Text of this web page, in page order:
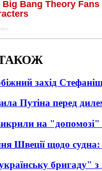
захід
Путіна перед
на "допомозі"
Швеції щодо
бригаду"